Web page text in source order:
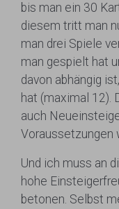
bis man ein 30
diesem tritt man
man drei Spiele
man gespielt hat
davon abhängig
hat (maximal 12).
auch
Voraussetzungen
Und ich muss an
hohe
betonen. Selbst